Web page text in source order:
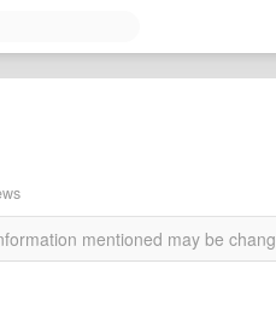
mentioned may be